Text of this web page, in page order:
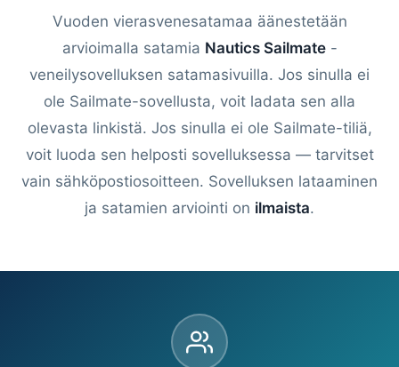
Vuoden vierasvenesatamaa äänestetään
arvioimalla satamia Nautics Sailmate-
veneilysovelluksen satamasivuilla. Jos sinulla ei
ole Sailmate-sovellusta, voit ladata sen alla
olevasta linkistä. Jos sinulla ei ole Sailmate-tiliä,
voit luoda sen helposti sovelluksessa — tarvitset
vain sähköpostiosoitteen. Sovelluksen lataaminen
ja satamien arviointi on ilmaista.